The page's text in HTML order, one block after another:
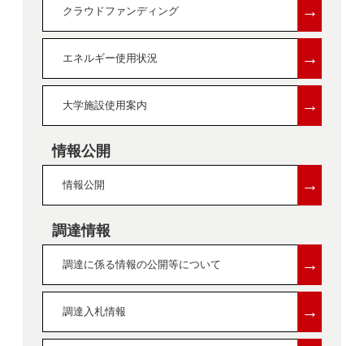
クラウドファンディング →
エネルギー使用状況 →
大学施設使用案内 →
情報公開
情報公開 →
調達情報
調達に係る情報の公開等について →
調達入札情報 →